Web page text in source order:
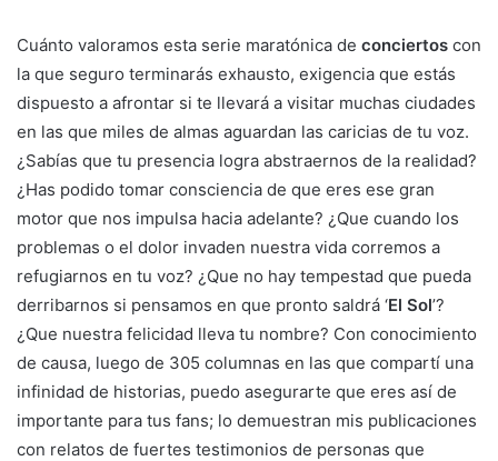
Cuánto valoramos esta serie maratónica de conciertos con
la que seguro terminarás exhausto, exigencia que estás
dispuesto a afrontar si te llevará a visitar muchas ciudades
en las que miles de almas aguardan las caricias de tu voz.
¿Sabías que tu presencia logra abstraernos de la realidad?
¿Has podido tomar consciencia de que eres ese gran
motor que nos impulsa hacia adelante? ¿Que cuando los
problemas o el dolor invaden nuestra vida corremos a
refugiarnos en tu voz? ¿Que no hay tempestad que pueda
derribarnos si pensamos en que pronto saldrá ‘El Sol’?
¿Que nuestra felicidad lleva tu nombre? Con conocimiento
de causa, luego de 305 columnas en las que compartí una
infinidad de historias, puedo asegurarte que eres así de
importante para tus fans; lo demuestran mis publicaciones
con relatos de fuertes testimonios de personas que